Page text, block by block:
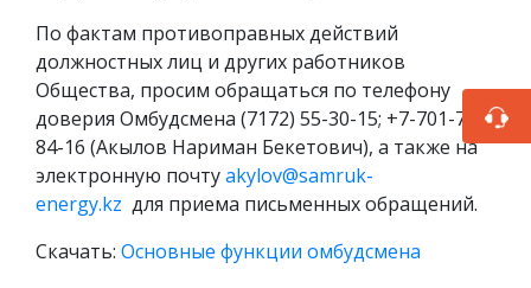
По фактам противоправных действий
должностных лиц и других работников
Общества, просим обращаться по телефону
доверия Омбудсмена (7172) 55-30-15; +7-701-788-
84-16 (Акылов Нариман Бекетович), а также на
электронную почтуakylov@samruk-
energy.kz для приема письменных обращений.
Скачать: Основные функции омбудсмена